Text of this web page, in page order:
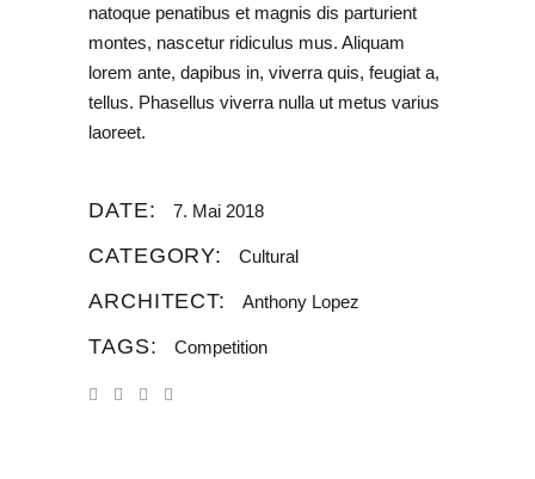
natoque penatibus et magnis dis parturient
montes, nascetur ridiculus mus. Aliquam
lorem ante, dapibus in, viverra quis, feugiat a,
tellus. Phasellus viverra nulla ut metus varius
laoreet.
DATE: 7. Mai 2018
CATEGORY: Cultural
ARCHITECT: Anthony Lopez
TAGS: Competition